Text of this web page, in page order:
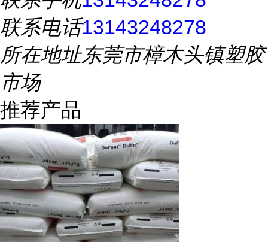
联系电话13143248278
所在地址东莞市樟木头镇塑胶
市场
推荐产品